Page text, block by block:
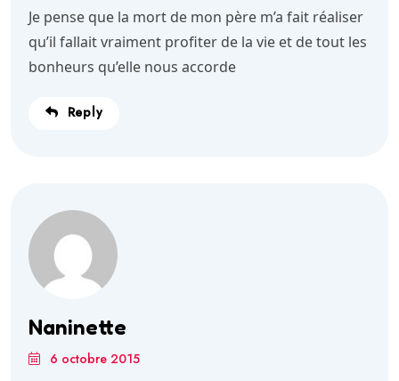
Je pense que la mort de mon père m’a fait réaliser
qu’il fallait vraiment profiter de la vie et de tout les
bonheurs qu’elle nous accorde
Reply
Naninette
6 octobre 2015